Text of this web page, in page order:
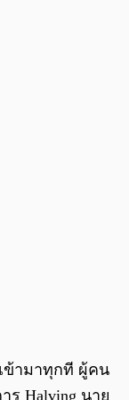
ข้ามาทุกที ผู้คน
ร Halving นาย